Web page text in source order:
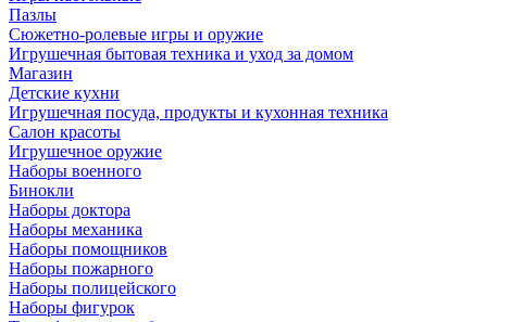
Пазлы
Сюжетно-ролевые игры и оружие
Игрушечная бытовая техника и уход за домом
Магазин
Детские кухни
Игрушечная посуда, продукты и кухонная техника
Салон красоты
Игрушечное оружие
Наборы военного
Бинокли
Наборы доктора
Наборы механика
Наборы помощников
Наборы пожарного
Наборы полицейского
Наборы фигурок